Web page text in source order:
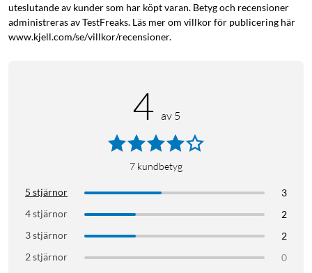
uteslutande av kunder som har köpt varan. Betyg och recensioner
administreras av TestFreaks. Läs mer om villkor för publicering här
www.kjell.com/se/villkor/recensioner.
4 av 5
7 kundbetyg
5 stjärnor
3
4 stjärnor
2
3 stjärnor
2
2 stjärnor
0